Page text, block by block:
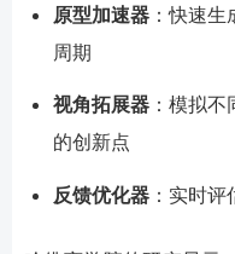
原型加速器 ：快速
周期
视角拓展器 ：模拟
的创新点
反馈优化器 ：实时